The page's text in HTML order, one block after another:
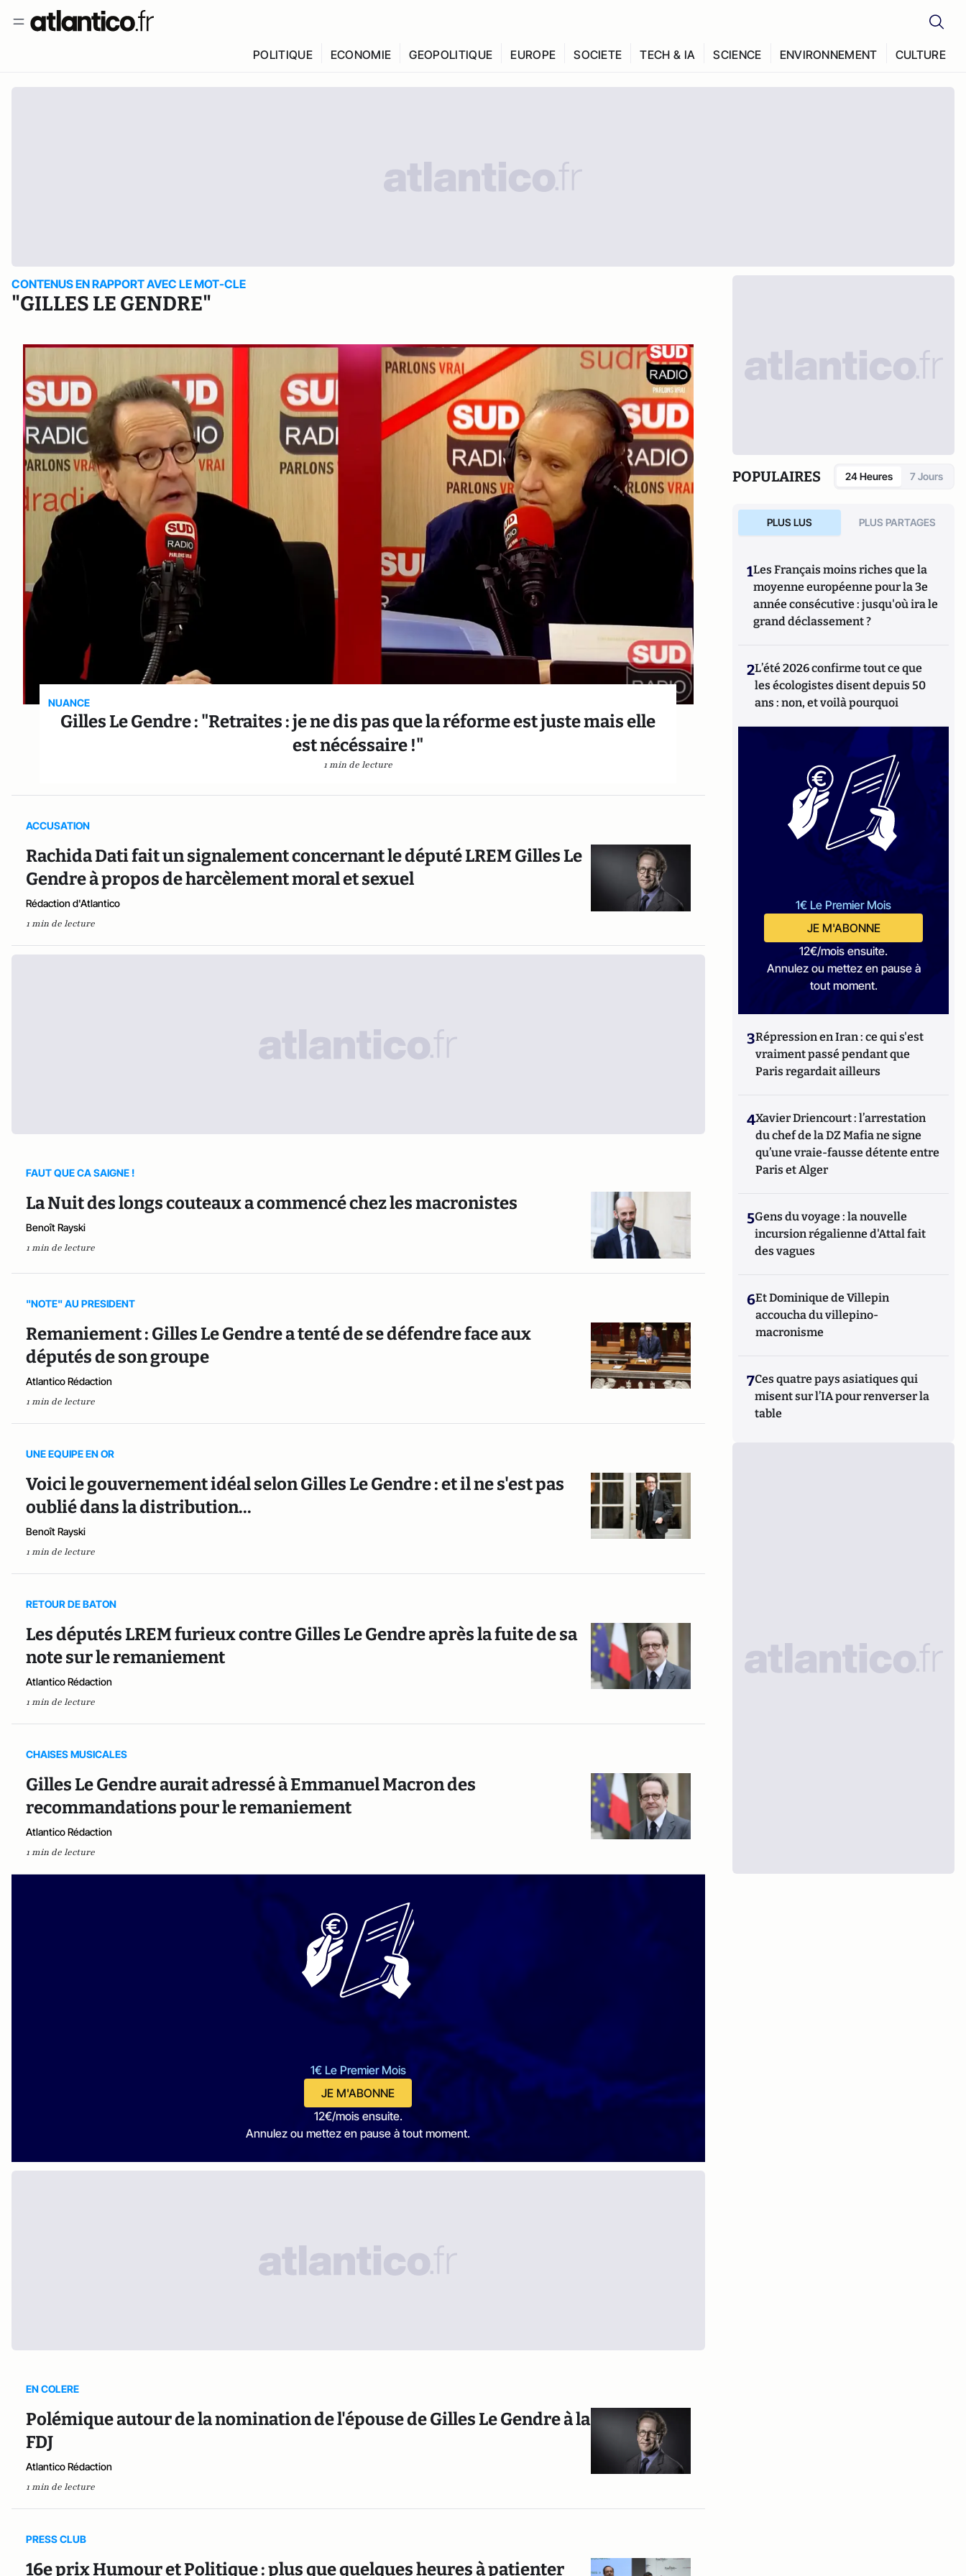
POLITIQUE ECONOMIE GEOPOLITIQUE EUROPE SOCIETE TECH & IA SCIENCE ENVIRONNEMENT CULTURE
CONTENUS EN RAPPORT AVEC LE MOT-CLE
"GILLES LE GENDRE"
NUANCE
Gilles Le Gendre : "Retraites : je ne dis pas que la réforme est juste mais elle
est nécéssaire !"
1 min de lecture
ACCUSATION
Rachida Dati fait un signalement concernant le député LREM Gilles Le
Gendre à propos de harcèlement moral et sexuel
Rédaction d'Atlantico
1 min de lecture
FAUT QUE CA SAIGNE !
La Nuit des longs couteaux a commencé chez les macronistes
Benoît Rayski
1 min de lecture
"NOTE" AU PRESIDENT
Remaniement : Gilles Le Gendre a tenté de se défendre face aux
députés de son groupe
Atlantico Rédaction
1 min de lecture
UNE EQUIPE EN OR
Voici le gouvernement idéal selon Gilles Le Gendre : et il ne s'est pas
oublié dans la distribution...
Benoît Rayski
1 min de lecture
RETOUR DE BATON
Les députés LREM furieux contre Gilles Le Gendre après la fuite de sa
note sur le remaniement
Atlantico Rédaction
1 min de lecture
CHAISES MUSICALES
Gilles Le Gendre aurait adressé à Emmanuel Macron des
recommandations pour le remaniement
Atlantico Rédaction
1 min de lecture
1€ Le Premier Mois
JE M'ABONNE
12€/mois ensuite.
Annulez ou mettez en pause à tout moment.
EN COLERE
Polémique autour de la nomination de l'épouse de Gilles Le Gendre à la
FDJ
Atlantico Rédaction
1 min de lecture
PRESS CLUB
16e prix Humour et Politique : plus que quelques heures à patienter
POPULAIRES 24 Heures 7 Jours
PLUS LUS PLUS PARTAGES
1Les Français moins riches que la
moyenne européenne pour la 3e
année consécutive : jusqu'où ira le
grand déclassement ?
2L’été 2026 confirme tout ce que
les écologistes disent depuis 50
ans : non, et voilà pourquoi
1€ Le Premier Mois
JE M'ABONNE
12€/mois ensuite.
Annulez ou mettez en pause à
tout moment.
3Répression en Iran : ce qui s'est
vraiment passé pendant que
Paris regardait ailleurs
4Xavier Driencourt : l’arrestation
du chef de la DZ Mafia ne signe
qu’une vraie-fausse détente entre
Paris et Alger
5Gens du voyage : la nouvelle
incursion régalienne d'Attal fait
des vagues
6Et Dominique de Villepin
accoucha du villepino-
macronisme
7Ces quatre pays asiatiques qui
misent sur l’IA pour renverser la
table